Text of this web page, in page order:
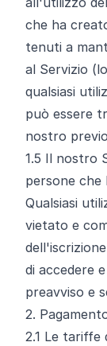
che ha
tenuti a
al Servizio
qualsiasi
può essere
nostro
1.5 Il nostro
persone che
Qualsiasi
vietato e
di accedere
preavviso e
2.
2.1 Le tariffe